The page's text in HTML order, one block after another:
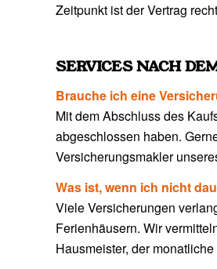
Zeitpunkt ist der Vertrag
SERVICES NACH
Brauche ich eine
Mit dem Abschluss des
abgeschlossen haben.
Versicherungsmakler
Was ist, wenn ich nicht
Viele Versicherungen
Ferienhäusern. Wir
Hausmeister, der